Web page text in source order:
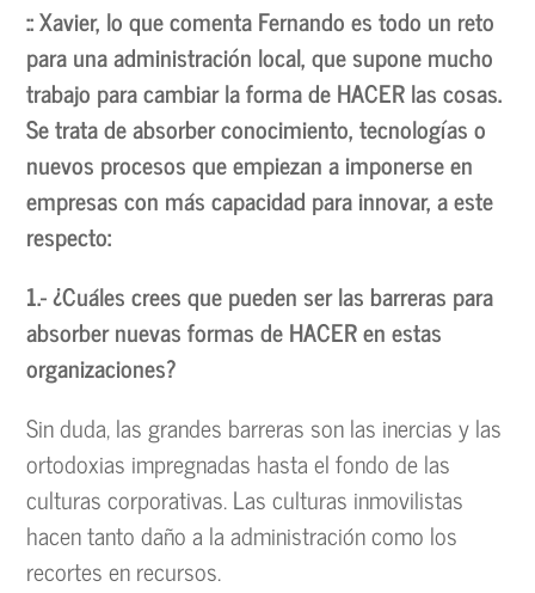
:: Xavier, lo que comenta Fernando es todo un reto
para una administración local, que supone mucho
trabajo para cambiar la forma de HACER las cosas.
Se trata de absorber conocimiento, tecnologías o
nuevos procesos que empiezan a imponerse en
empresas con más capacidad para innovar, a este
respecto:
1.- ¿Cuáles crees que pueden ser las barreras para
absorber nuevas formas de HACER en estas
organizaciones?
Sin duda, las grandes barreras son las inercias y las
ortodoxias impregnadas hasta el fondo de las
culturas corporativas. Las culturas inmovilistas
hacen tanto daño a la administración como los
recortes en recursos.